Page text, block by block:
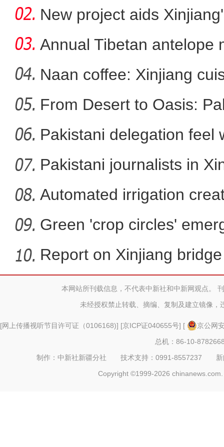
大美边疆看我家丨新疆小朋友被问最
的一个爷爷
新疆：六一儿童节来临前 师生为
f
New project aids
Annual Tibetan antelope
Naan coffee: Xinjiang
From Desert to Oasis:
Pakistani delegation feel
developm
Pakistani journalists in
Automated irrigation
Green 'crop circles'
Report on Xinjiang
本网站所刊载信息，不代表中新社和中新网观点。
未经授权禁止转载、摘编、复制及建立镜像，
[网上传播视听节目许可证（0106168)] [京ICP证040655号] [
京公网
总机：86-10-
制作：中新社新疆分社 技术支持：0991-8557237
Copyright ©1999-2026